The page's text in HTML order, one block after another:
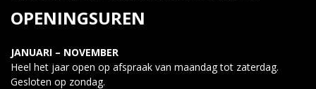
OPENINGSUREN
JANUARI – NOVEMBER
Heel het jaar open op afspraak van maandag tot zaterdag.
Gesloten op zondag.